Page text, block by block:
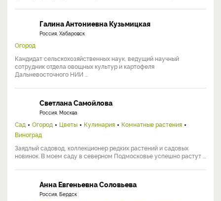
Галина Антониевна Кузьмицкая
Россия, Хабаровск
Огород
Кандидат сельскохозяйственных наук, ведущий научный
сотрудник отдела овощных культур и картофеля
Дальневосточного НИИ ...
Светлана Самойлова
Россия, Москва
Сад Огород Цветы Кулинария
Комнатные растения
Виноград
Заядлый садовод, коллекционер редких растений и садовых
новинок. В моем саду в северном Подмосковье успешно растут ...
Анна Евгеньевна Соловьева
Россия, Бердск